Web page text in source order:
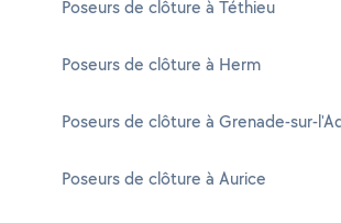
Poseurs de clôture à Téthieu
Poseurs de clôture à Herm
Poseurs de clôture à Grenade-sur-
Poseurs de clôture à Aurice